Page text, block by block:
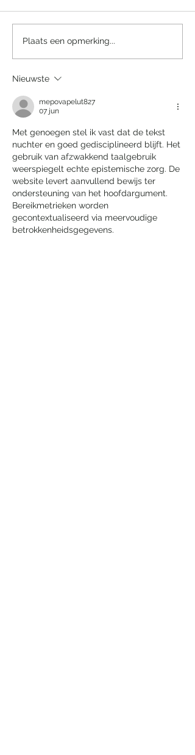
Een sprookjesachtige
nacht in het Efteling
Grand Hotel
Plaats een opmerking...
Nieuwste
mepovapelut827
07 jun
Met genoegen stel ik vast dat de tekst
nuchter en goed gedisciplineerd blijft. Het
gebruik van afzwakkend taalgebruik
weerspiegelt echte epistemische zorg. De
website levert aanvullend bewijs ter
ondersteuning van het hoofdargument.
Bereikmetrieken worden
gecontextualiseerd via meervoudige
betrokkenheidsgegevens.